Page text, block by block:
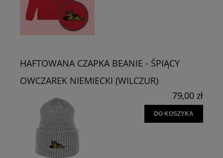
HAFTOWANA CZAPKA BEANIE - ŚPIĄCY
OWCZAREK NIEMIECKI (WILCZUR)
79,00 zł
DO KOSZYKA